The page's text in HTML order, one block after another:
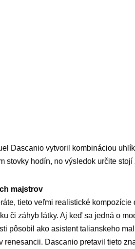
Dascanio vytvoril kombináciou
stovky hodín, no výsledok určite stojí
majstrov
tieto veľmi realistické
či záhyb látky. Aj keď sa jedná o
pôsobil ako asistent talianskeho
renesancii. Dascanio pretavil tieto